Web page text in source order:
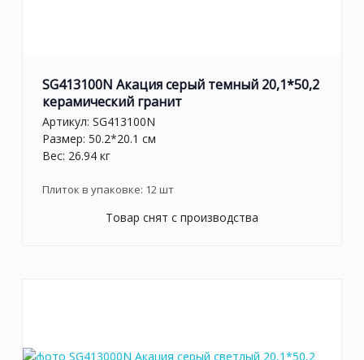
SG413100N Акация серый темный 20,1*50,2
керамический гранит
Артикул: SG413100N
Размер: 50.2*20.1 см
Вес: 26.94 кг
Плиток в упаковке: 12шт
Товар снят с производства